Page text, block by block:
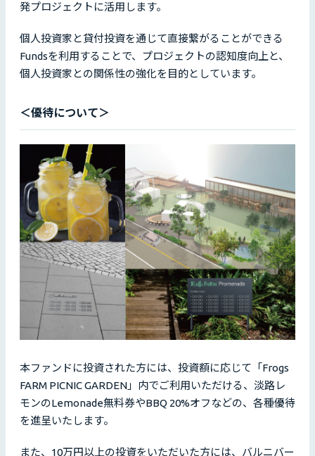
発プロジェクトに活用します。
個人投資家と貸付投資を通じて直接繋がることができる
Fundsを利用することで、プロジェクトの認知度向上と、
個人投資家との関係性の強化を目的としています。
＜優待について＞
本ファンドに投資された方には、投資額に応じて「Frogs
FARM PICNIC GARDEN」内でご利用いただける、淡路レ
モンのLemonade無料券やBBQ 20%オフなどの、各種優待
を進呈いたします。
また、10万円以上の投資をいただいた方には、バルニバー